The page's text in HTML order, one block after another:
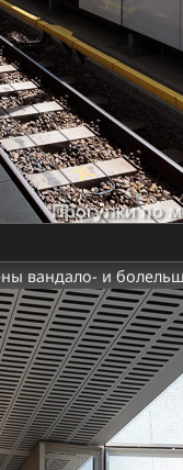
вандало- и